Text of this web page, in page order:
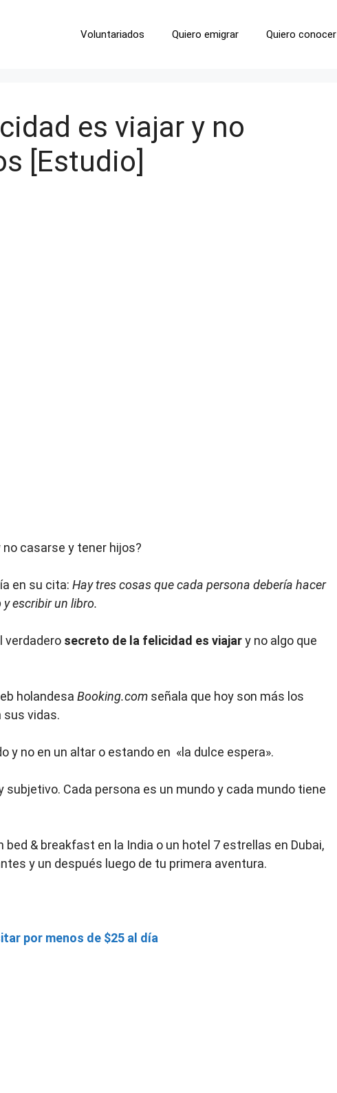
Voluntariados Quiero emigrar Quiero conocer
es viajar y no
[Estudio]
casarse y tener hijos?
en su cita: Hay tres cosas que cada persona debería hacer
escribir un libro.
verdadero secreto de la felicidad es viajary no algo que
holandesa Booking.com señala que hoy son más los
sus vidas.
y no en un altar o estando en «la dulce espera».
Cada persona es un mundo y cada mundo tiene
bed & breakfast en la India o un hotel 7 estrellas en Dubai,
y un después luego de tu primera aventura.
por menos de $25 al día